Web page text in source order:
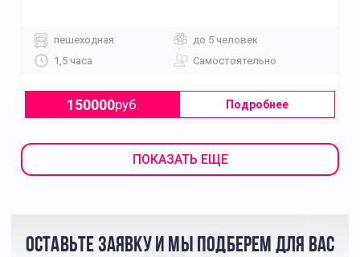
пешеходная
до 5 человек
1,5 часа
Самостоятельно
150000руб. Подробнее
ПОКАЗАТЬ ЕЩЕ
ОСТАВЬТЕ ЗАЯВКУ И МЫ ПОДБЕРЕМ ДЛЯ ВАС